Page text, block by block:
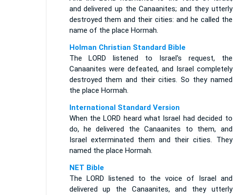
and delivered up the Canaanites; and they utterly
destroyed them and their cities: and he called the
name of the place Hormah.
Holman Christian Standard Bible
The LORD listened to Israel's request, the
Canaanites were defeated, and Israel completely
destroyed them and their cities. So they named
the place Hormah.
International Standard Version
When the LORD heard what Israel had decided to
do, he delivered the Canaanites to them, and
Israel exterminated them and their cities. They
named the place Hormah.
NET Bible
The LORD listened to the voice of Israel and
delivered up the Canaanites, and they utterly